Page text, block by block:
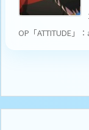
OP「ATTITUDE」